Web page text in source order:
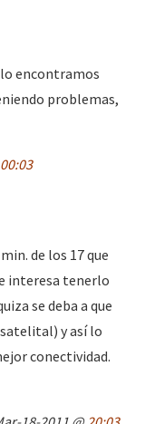
lo encontramos
problemas,
00:03
de los 17 que
interesa tenerlo
se deba a que
y así lo
conectividad.